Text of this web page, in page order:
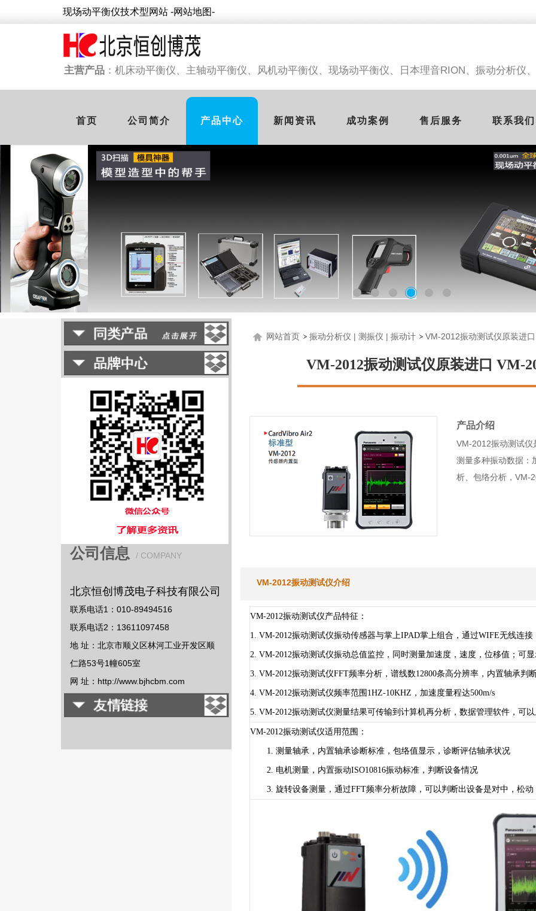
现场动平衡仪技术型网站 -网站地图-
主营产品 ：机床动平衡仪、 主轴动平衡仪、 风机动平衡仪、 现场动平衡仪、日本理音RION、振动分析仪
首页 公司简介 产品中心 新闻资讯 成功案例 售后服务 联系我们
公司信息 / COMPANY
北京恒创博茂电子科技有限公司
联系电话1：010-89494516
联系电话2：13611097458
地 址：北京市顺义区林河工业开发区顺
仁路53号1幢605室
网 址：http://www.bjhcbm.com
网站首页 振动分析仪 | 测振仪 | 振动计 VM-2012振动测试仪原装进
VM-2012振动测试仪原装进口 VM-
产品介绍
VM-2012振动测试仪
测量多种振动数据：
析、包络分析，VM-
VM-2012振动测试仪介绍
VM-2012振动测试仪产品特征：
1. VM-2012振动测试仪振动传感器与掌上IPAD掌上组合，通过WIFE无线连接
2. VM-2012振动测试仪振动总值监控，同时测量加速度，速度，位移值；可
3. VM-2012振动测试仪FFT频率分析，谱线数12800条高分辨率，内置轴承判
4. VM-2012振动测试仪频率范围 1HZ-10KHZ ，加速度量程达500m/s
5. VM-2012振动测试仪测量结果可传输到计算机再分析，数据管理软件，可
VM-2012振动测试仪适用范围：
1. 测量轴承，内置轴承诊断标准，包络值显示，诊断评估轴承状况
2. 电机测量，内置振动ISO10816振动标准，判断设备情况
3. 旋转设备测量，通过FFT频率分析故障，可以判断出设备是对中，松